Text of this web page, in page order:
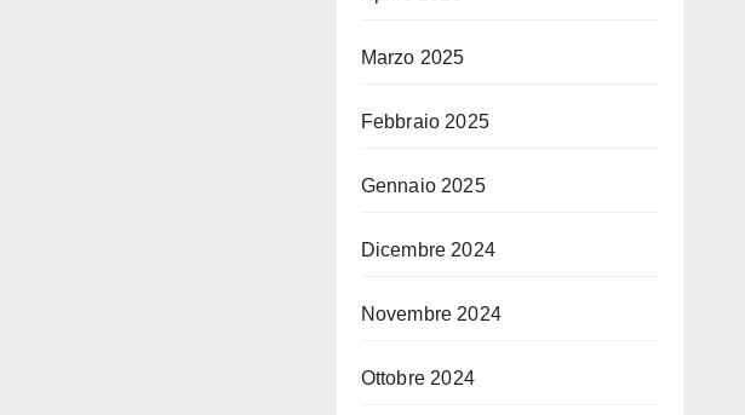
Marzo 2025
Febbraio 2025
Gennaio 2025
Dicembre 2024
Novembre 2024
Ottobre 2024